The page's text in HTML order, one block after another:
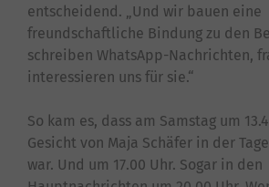
entscheidend. „Und wir bauen eine
freundschaftliche Bindung zu den
schreiben WhatsApp-Nachrichten,
interessieren uns für sie.“
So kam es, dass am Samstag um
Gesicht von Maja Schäfer in der
war. Und um 17.00 Uhr. Sogar in den